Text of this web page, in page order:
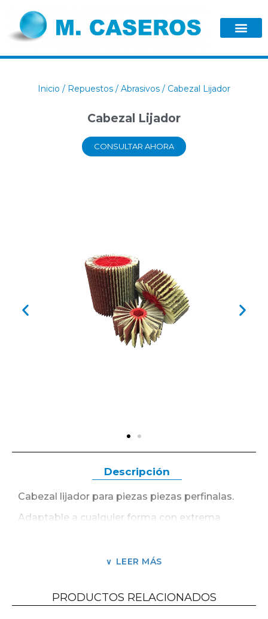
Inicio / Repuestos / Abrasivos / Cabezal Lijador
Cabezal Lijador
CONSULTAR AHORA
Descripción
Cabezal lijador para piezas piezas perfinalas.
Adaptable a cualquier forma con extrema
perfiles estrechos y profundos.
con el sistema de borde rápido.
LEER MÁS
PRODUCTOS RELACIONADOS